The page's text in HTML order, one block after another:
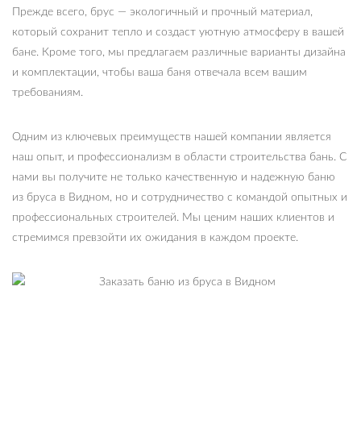
Прежде всего, брус — экологичный и прочный материал,
который сохранит тепло и создаст уютную атмосферу в вашей
бане. Кроме того, мы предлагаем различные варианты дизайна
и комплектации, чтобы ваша баня отвечала всем вашим
требованиям.
Одним из ключевых преимуществ нашей компании является
наш опыт, и профессионализм в области строительства бань. С
нами вы получите не только качественную и надежную баню
из бруса в Видном, но и сотрудничество с командой опытных и
профессиональных строителей. Мы ценим наших клиентов и
стремимся превзойти их ожидания в каждом проекте.